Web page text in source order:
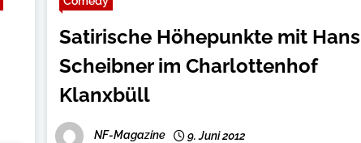
Satirische Höhepunkte mit Hans
Scheibner im Charlottenhof
Klanxbüll
NF-Magazine 9. Juni 2012